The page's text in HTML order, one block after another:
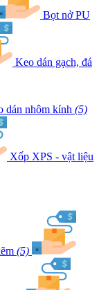
Bọt nở PU
Keo dán gạch, đá
dán nhôm kính (5)
Xốp XPS - vật liệu
(5)